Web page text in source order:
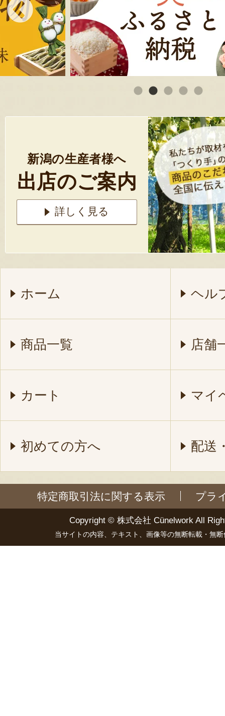
新潟の生産者様へ
出店のご案内
詳しく見る
ホーム ヘル
商品一覧 店舗
カート マイ
初めての方へ 配送
特定商取引法に関する表示 プラ
Copyright © 株式会社 Cünelwork All
当サイトの内容、テキスト、画像等の無断転載・無